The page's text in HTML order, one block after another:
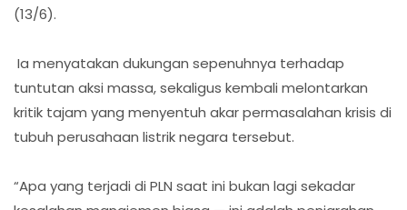
(13/6).
Ia menyatakan dukungan sepenuhnya terhadap
tuntutan aksi massa, sekaligus kembali melontarkan
kritik tajam yang menyentuh akar permasalahan krisis di
tubuh perusahaan listrik negara tersebut.
“Apa yang terjadi di PLN saat ini bukan lagi sekadar